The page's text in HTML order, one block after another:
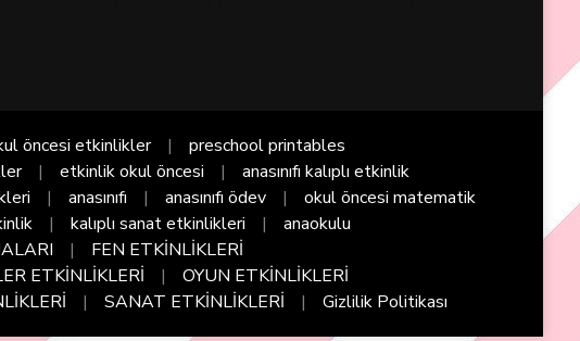
öncesi etkinlikler
preschool printables
etkinlik okul öncesi
anasınıfı kalıplı etkinlik
anasınıfı anasınıfı ödev
okul öncesi matematik
kalıplı sanat etkinlikleri
anaokulu
FEN ETKİNLİKLERİ
ETKİNLİKLERİ
OYUN ETKİNLİKLERİ
SANAT ETKİNLİKLERİ Gizlilik Politikası